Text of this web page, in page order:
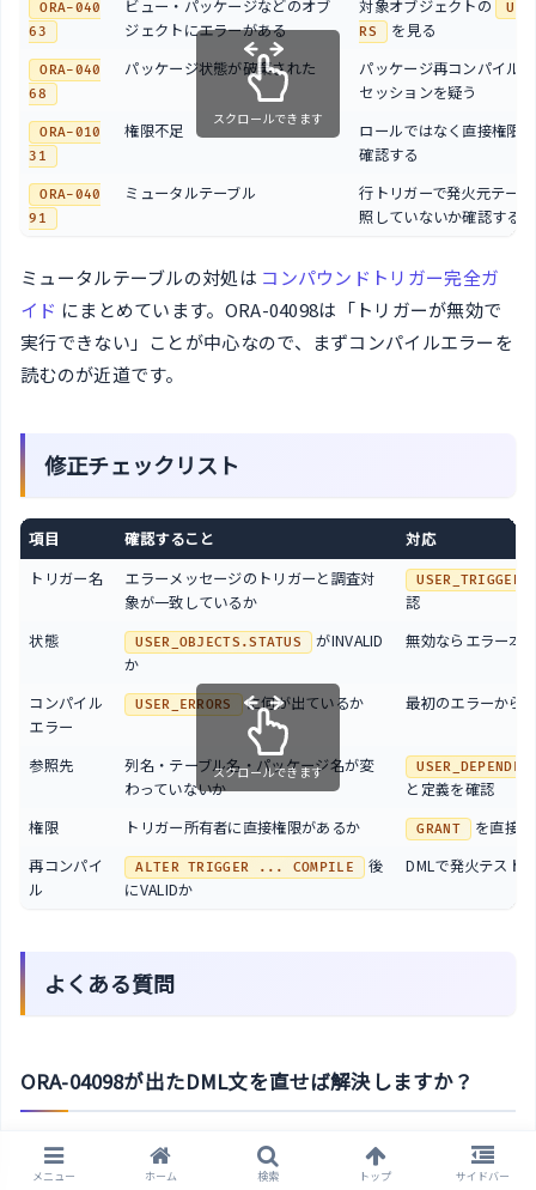
ORA-040
63
ビュー・パッケージなどのオブ
ジェクトにエラーがある
対象オブジェクトの
RS
を見る
ORA-040
68
パッケージ状態が破棄された
パッケージ再コンパイル
セッションを疑う
ORA-010
31
権限不足
ロールではなく直接権限
確認する
ORA-040
91
ミュータルテーブル
行トリガーで発火元テー
照していないか確認する
スクロールできます
ミュータルテーブルの対処は コンパウンドトリガー完全ガ
イド にまとめています。ORA-04098は「トリガーが無効で
実行できない」ことが中心なので、まずコンパイルエラーを
読むのが近道です。
修正チェックリスト
項目 確認すること
対応
トリガー名
エラーメッセージのトリガーと調査対
象が一致しているか
USER_TRIGGERS
認
状態
USER_OBJECTS.STATUS
がINVALID
か
無効ならエラー本
コンパイル
エラー
USER_ERRORS に何が出ているか 最初のエラーから
参照先
列名・テーブル名・パッケージ名が変
わっていないか
と定義を確認
権限
トリガー所有者に直接権限があるか GRANT
を直接
再コンパイ
ル
ALTER TRIGGER ... COMPILE
後
にVALIDか
DMLで発火テスト
スクロールできます
よくある質問
ORA-04098が出たDML文を直せば解決しますか？
多くの場合、DML文ではなく発火したトリガー側の問題で
す。エラーメッセージに出ているトリガー名を確認し、
メニュー ホーム 検索 トップ サイドバー